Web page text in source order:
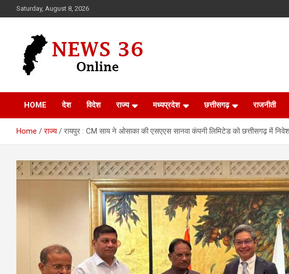
to
Saturday, August 8, 2026
News 36
HOME देश विदेश राज्य मध्यप्रदेश छत्तीसगढ़ राजनीती
Home राज्य रायपुर : CM साय ने ओसाका की एसएएस सानवा कंपनी लिमिटेड को छत्तीसगढ़ में